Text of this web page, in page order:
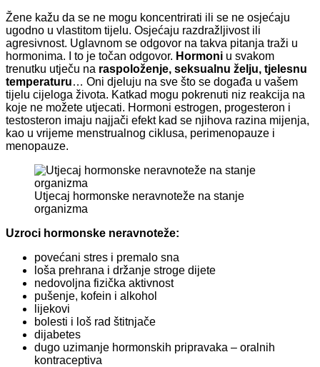
Žene kažu da se ne mogu koncentrirati ili se ne osjećaju
ugodno u vlastitom tijelu. Osjećaju razdražljivost ili
agresivnost. Uglavnom se odgovor na takva pitanja traži u
hormonima. I to je točan odgovor. Hormoni u svakom
trenutku utječu na raspoloženje, seksualnu želju, tjelesnu
temperaturu… Oni djeluju na sve što se događa u vašem
tijelu cijeloga života. Katkad mogu pokrenuti niz reakcija na
koje ne možete utjecati. Hormoni estrogen, progesteron i
testosteron imaju najjači efekt kad se njihova razina mijenja,
kao u vrijeme menstrualnog ciklusa, perimenopauze i
menopauze.
Utjecaj hormonske neravnoteže na stanje
organizma
Uzroci hormonske neravnoteže:
povećani stres i premalo sna
loša prehrana i držanje stroge dijete
nedovoljna fizička aktivnost
pušenje, kofein i alkohol
lijekovi
bolesti i loš rad štitnjače
dijabetes
dugo uzimanje hormonskih pripravaka – oralnih
kontraceptiva